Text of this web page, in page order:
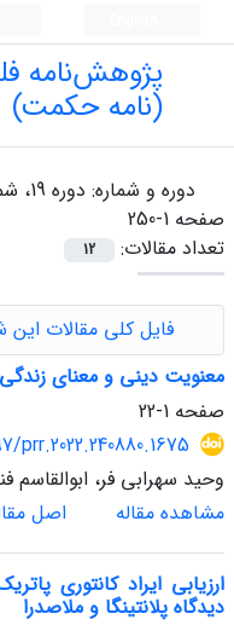
پژوهش‌نامه
(نامه حکمت)
دوره و شماره:
صفحه 1-250
تعداد مقالات:
12
فایل کلی مقالات این
معنویت دینی و معنای
صفحه 1-22
prr.2022.240880.1675
وحید سهرابی فر، ابوالقاسم
مشاهده مقاله
اصل
ارزیابی ایراد کانتوری
دیدگاه پلانتینگا و ملاصدرا